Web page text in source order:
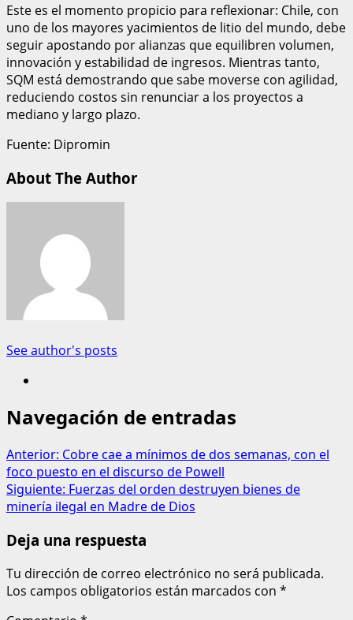
Este es el momento propicio para reflexionar: Chile, con
uno de los mayores yacimientos de litio del mundo, debe
seguir apostando por alianzas que equilibren volumen,
innovación y estabilidad de ingresos. Mientras tanto,
SQM está demostrando que sabe moverse con agilidad,
reduciendo costos sin renunciar a los proyectos a
mediano y largo plazo.
Fuente: Dipromin
About The Author
See author's posts
Navegación de entradas
Anterior: Cobre cae a mínimos de dos semanas, con el
foco puesto en el discurso de Powell
Siguiente: Fuerzas del orden destruyen bienes de
minería ilegal en Madre de Dios
Deja una respuesta
Tu dirección de correo electrónico no será publicada.
Los campos obligatorios están marcados con *